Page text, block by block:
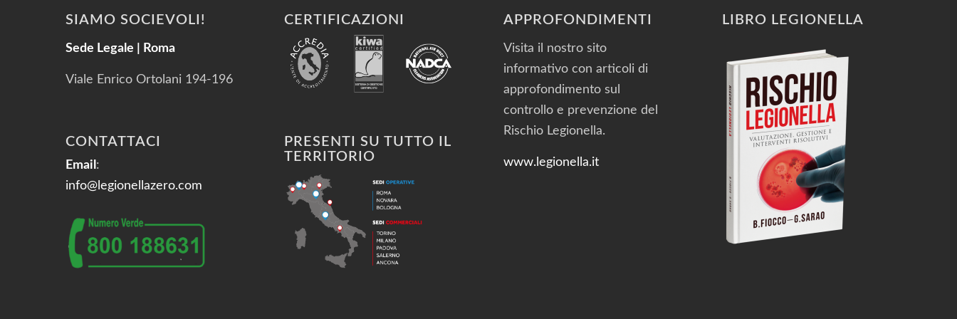
SIAMO SOCIEVOLI!
Sede Legale | Roma
Viale Enrico Ortolani 194-196
CONTATTACI
Email :
info@legionellazero.com
CERTIFICAZIONI
PRESENTI SU TUTTO IL
TERRITORIO
APPROFONDIMENTI
Visita il nostro sito
informativo con articoli di
approfondimento sul
controllo e prevenzione del
Rischio Legionella.
www.legionella.it
LIBRO LEGIONELLA